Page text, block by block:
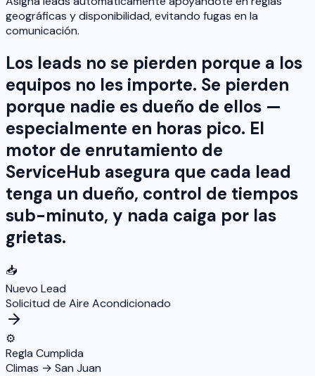
geográficas y disponibilidad, evitando fugas en la
comunicación.
Los leads no se pierden porque a los
equipos no les importe. Se pierden
porque nadie es dueño de ellos —
especialmente en horas pico. El
motor de enrutamiento de
ServiceHub asegura que cada lead
tenga un dueño, control de tiempos
sub-minuto, y nada caiga por las
grietas.
📥
Nuevo Lead
Solicitud de Aire Acondicionado
⚙️
Regla Cumplida
Climas → San Juan